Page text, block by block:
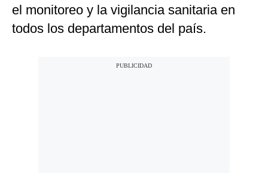
el monitoreo y la vigilancia sanitaria en
todos los departamentos del país.